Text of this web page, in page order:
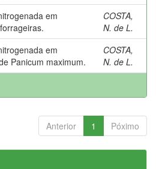
em
COSTA,
N. de L.
em
Panicum maximum.
COSTA,
N. de L.
Anterior 1 Póximo